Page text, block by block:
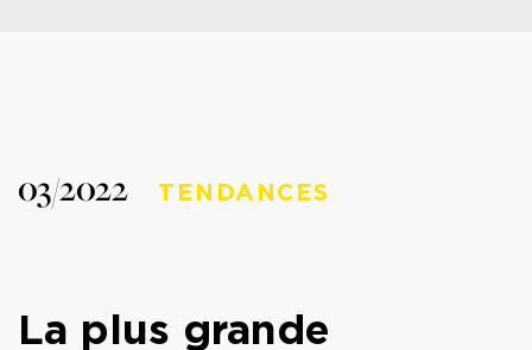
03/2022 TENDANCES
La plus grande